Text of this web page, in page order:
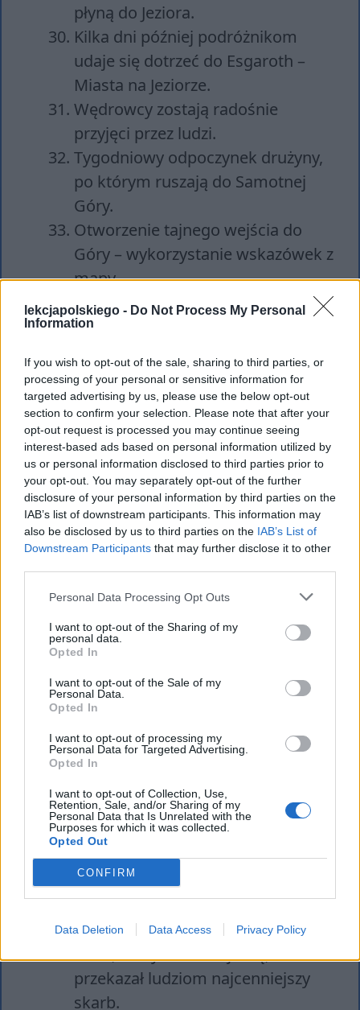
lekcjapolskiego - Do Not Process My Personal
Information
If you wish to opt-out of the sale, sharing to third parties, or
processing of your personal or sensitive information for
targeted advertising by us, please use the below opt-out
section to confirm your selection. Please note that after your
opt-out request is processed you may continue seeing
interest-based ads based on personal information utilized by
us or personal information disclosed to third parties prior to
your opt-out. You may separately opt-out of the further
disclosure of your personal information by third parties on the
IAB’s list of downstream participants. This information may
also be disclosed by us to third parties on the IAB’s List of
Downstream Participants that may further disclose it to other
Personal Data Processing Opt Outs
I want to opt-out of the Sharing of my
personal data.
Opted In
I want to opt-out of the Sale of my
Personal Data.
Opted In
I want to opt-out of processing my
Personal Data for Targeted Advertising.
Opted In
I want to opt-out of Collection, Use,
Retention, Sale, and/or Sharing of my
Personal Data that Is Unrelated with the
Purposes for which it was collected.
Opted Out
CONFIRM
Data Deletion Data Access Privacy Policy
płyną do Jeziora.
Kilka dni później podróżnikom
udaje się dotrzeć do Esgaroth –
Miasta na Jeziorze.
Wędrowcy zostają radośnie
przyjęci przez ludzi.
Tygodniowy odpoczynek drużyny,
po którym ruszają do Samotnej
Góry.
Otworzenie tajnego wejścia do
Góry – wykorzystanie wskazówek z
mapy.
Bilbo spotyka Smauga w komnacie
pełnej skarbów.
łuską miejsce pod lewą piersią
smoka.
Hobbit kradnie mały, złoty puchar,
czym budzi smoka.
Smaug leci spalić Esgaroth.
Bilbo wraca do komnaty, skąd
wykrada Arcyklejnot i chowa go w
tajemnicy do kieszeni.
Krasnoludy i hobbit chowają się w
bezpiecznej kryjówce.
Rozemocjonowani mieszkańcy
Góry, by wziąć skarb smoka.
Krasnoludy bronią komnaty,
uważając, że skarb należy w całości
do nich.
Thorin szuka Arcyklejnotu, jednak
nie może go znaleźć.
W nocy Bilbo spotyka się z Bardem
i królem elfów, oddając im
Arcyklejnot.
Spotkanie Bagginsa z Gandalfem.
Thorin rzuca się z pięściami na
Bilbo, kiedy dowiaduje się, że ten
przekazał ludziom najcenniejszy
skarb.